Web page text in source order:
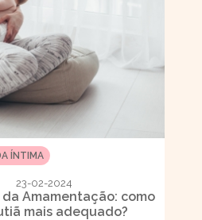
ÍNTIMA
23-02-2024
da Amamentação: como
mais adequado?